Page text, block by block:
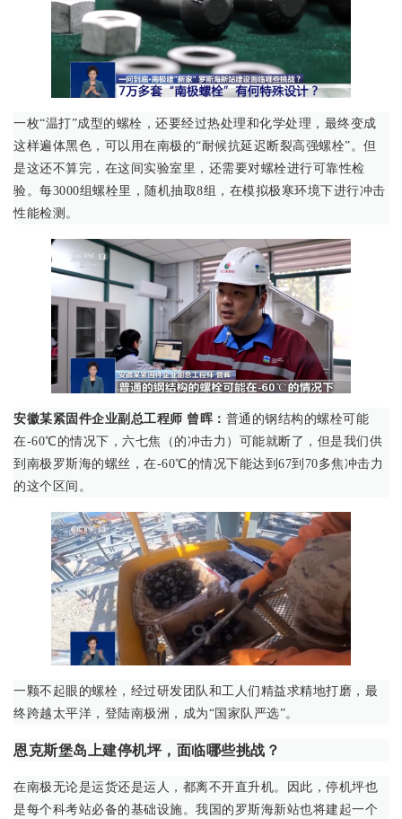
一枚“温打”成型的螺栓，还要经过热处理和化学处理，最终变成
这样遍体黑色，可以用在南极的“耐候抗延迟断裂高强螺栓”。但
是这还不算完，在这间实验室里，还需要对螺栓进行可靠性检
验。每3000组螺栓里，随机抽取8组，在模拟极寒环境下进行冲击
性能检测。
安徽某紧固件企业副总工程师 曾晖： 普通的钢结构的螺栓可能
在-60℃的情况下，六七焦（的冲击力）可能就断了，但是我们供
到南极罗斯海的螺丝，在-60℃的情况下能达到67到70多焦冲击力
的这个区间。
一颗不起眼的螺栓，经过研发团队和工人们精益求精地打磨，最
终跨越太平洋，登陆南极洲，成为“国家队严选”。
恩克斯堡岛上建停机坪，面临哪些挑战？
在南极无论是运货还是运人，都离不开直升机。因此，停机坪也
是每个科考站必备的基础设施。我国的罗斯海新站也将建起一个